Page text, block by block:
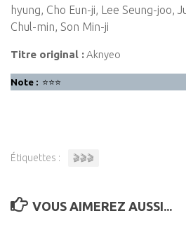
hyung, Cho Eun-ji, Lee Seung-joo,
Chul-min, Son Min-ji
Titre original :Aknyeo
Note : ⭐⭐⭐
Étiquettes : 🎬🎬🎬
VOUS AIMEREZ AUSSI...